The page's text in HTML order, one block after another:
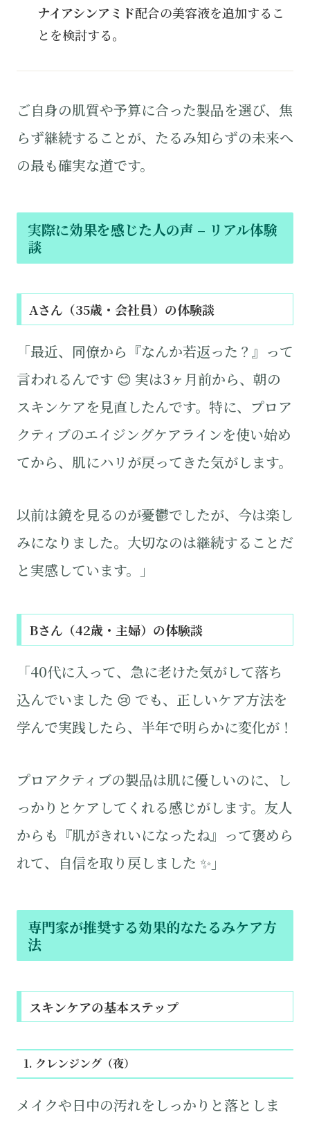
ナイアシンアミド配合の美容液を追加するこ
とを検討する。
ご自身の肌質や予算に合った製品を選び、焦
らず継続することが、たるみ知らずの未来へ
の最も確実な道です。
実際に効果を感じた人の声 – リアル体験
談
Aさん（35歳・会社員）の体験談
「最近、同僚から『なんか若返った？』って
言われるんです 😊 実は3ヶ月前から、朝の
スキンケアを見直したんです。特に、プロア
クティブのエイジングケアラインを使い始め
てから、肌にハリが戻ってきた気がします。
以前は鏡を見るのが憂鬱でしたが、今は楽し
みになりました。大切なのは継続することだ
と実感しています。」
Bさん（42歳・主婦）の体験談
「40代に入って、急に老けた気がして落ち
込んでいました 😢 でも、正しいケア方法を
学んで実践したら、半年で明らかに変化が！
プロアクティブの製品は肌に優しいのに、し
っかりとケアしてくれる感じがします。友人
からも『肌がきれいになったね』って褒めら
れて、自信を取り戻しました ✨」
専門家が推奨する効果的なたるみケア方
法
スキンケアの基本ステップ
1. クレンジング（夜）
メイクや日中の汚れをしっかりと落としま